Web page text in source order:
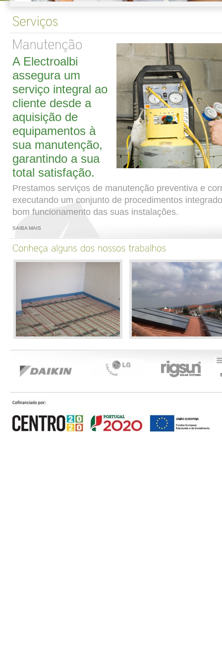
A Electroalbi
assegura um
serviço integral ao
cliente desde a
aquisição de
equipamentos à
sua manutenção,
garantindo a sua
total satisfação.
Prestamos serviços de manutenção preventiva e
executando um conjunto de procedimentos
bom funcionamento das suas instalações.
SAIBA MAIS